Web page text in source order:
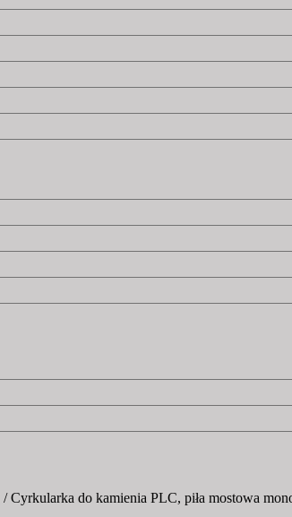
/ Cyrkularka do kamienia PLC, piła mostowa